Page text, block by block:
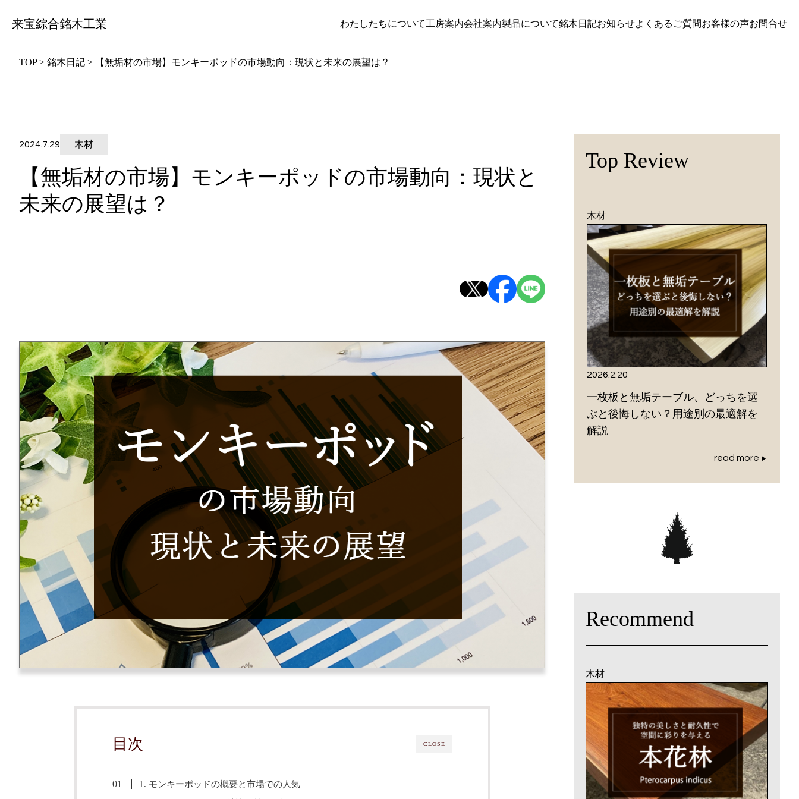
来宝綜合銘木工業 わたしたちについて工房案内会社案内製品について銘木日記お知らせよくあるご質問お客様の声お問合せ
TOP> 銘木日記 > 【無垢材の市場】モンキーポッドの市場動向：現状と未来の展望は？
2024.7.29 木材
【無垢材の市場】モンキーポッドの市場動向：現状と
未来の展望は？
CLOSE
目次
1. モンキーポッドの概要と市場での人気
Top Review
木材
2026.2.20
一枚板と無垢テーブル、どっちを選
ぶと後悔しない？用途別の最適解を
解説
read more ▶
Recommend
木材